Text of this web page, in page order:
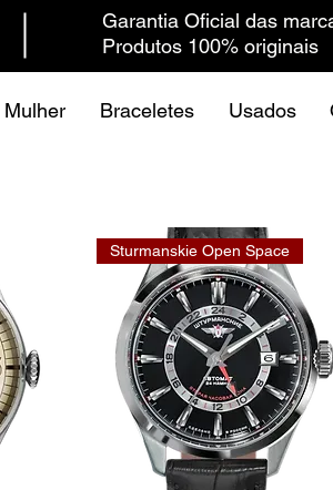
Produtos 100% originais
Garantia Oficial das
Mulher Braceletes Usados
Sturmanskie Open Space